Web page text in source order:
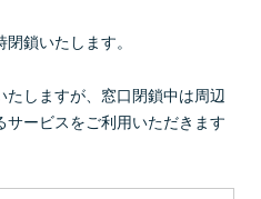
鎖いたします。
しますが、窓口閉鎖中は周辺
ービスをご利用いただきます